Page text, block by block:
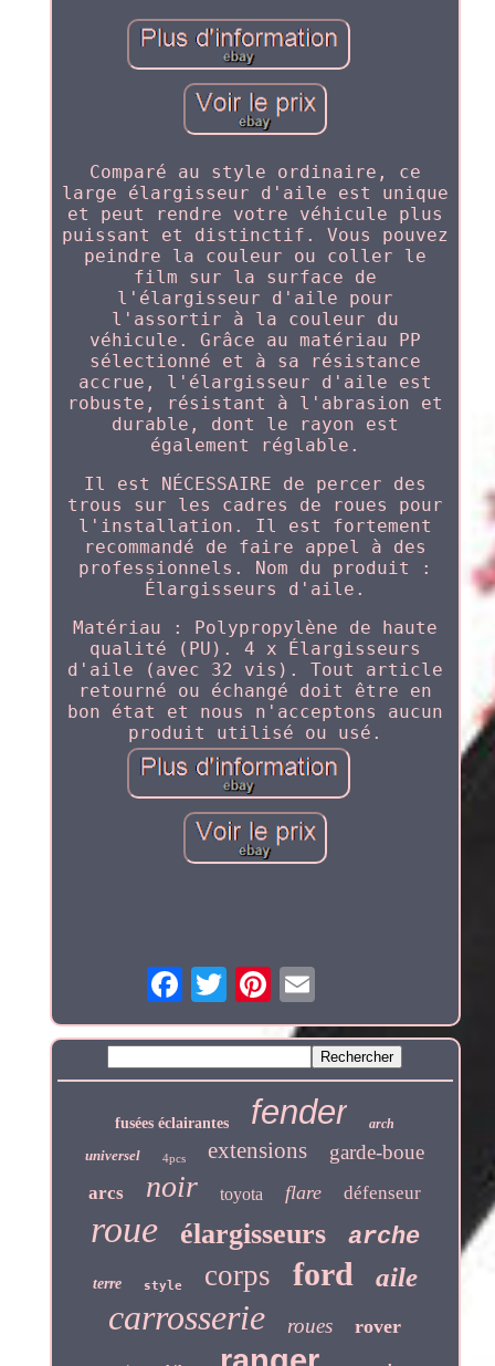
Comparé au style ordinaire, ce
large élargisseur d'aile est unique
et peut rendre votre véhicule plus
puissant et distinctif. Vous pouvez
peindre la couleur ou coller le
film sur la surface de
l'élargisseur d'aile pour
l'assortir à la couleur du
véhicule. Grâce au matériau PP
sélectionné et à sa résistance
accrue, l'élargisseur d'aile est
robuste, résistant à l'abrasion et
durable, dont le rayon est
également réglable.
Il est NÉCESSAIRE de percer des
trous sur les cadres de roues pour
l'installation. Il est fortement
recommandé de faire appel à des
professionnels. Nom du produit :
Élargisseurs d'aile.
Matériau : Polypropylène de haute
qualité (PU). 4 x Élargisseurs
d'aile (avec 32 vis). Tout article
retourné ou échangé doit être en
bon état et nous n'acceptons aucun
produit utilisé ou usé.
fusées éclairantes fender arch
universel 4pcs extensions garde-boue
arcs noir toyota flare défenseur
roue élargisseurs arche
terre style corps ford aile
carrosserie roues rover